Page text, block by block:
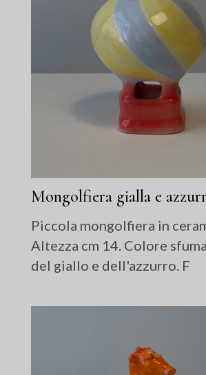
Mongolfiera gialla e
Piccola mongolfiera in
Altezza cm 14. Colore
del giallo e dell'azzurro. F